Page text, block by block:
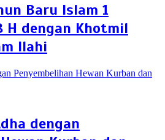
Baru Islam 1
H dengan Khotmil
Ilahi
dengan